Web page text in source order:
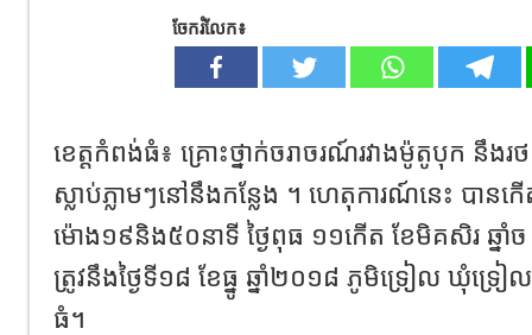
ចែករំលែក៖
ខេត្តកំពង់ធំ៖ គ្រោះថ្នាក់ចរាចរណ៍រវាងម៉ូតូបុក នឹង
ស្លាប់ភ្លាមៗនៅនឹងកន្លែង ។ ហេតុការណ៍នេះ បាន
ម៉ោង១៩និង៥០នាទី ថ្ងៃពុធ ១១កើត ខែមិគសិរ ឆ្
ត្រូវនឹងថ្ងៃទី១៨ ខែធ្នូ ឆ្នាំ២០១៨ ភូមិទ្រៀល ឃុំទ្រ
ធំ។